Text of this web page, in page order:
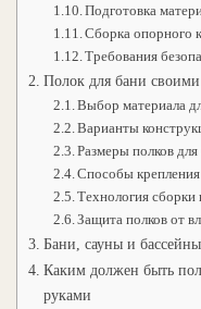
Подготовка
Сборка опорного
Требования
Полок для бани
Выбор материала
Варианты
Размеры полков
Способы крепления
Технология сборки
Защита полков от
Бани, сауны и бассейны
Каким должен быть
руками